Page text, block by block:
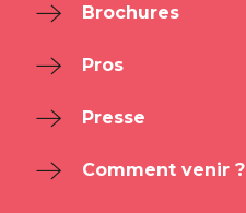
Brochures
Pros
Presse
Comment venir ?